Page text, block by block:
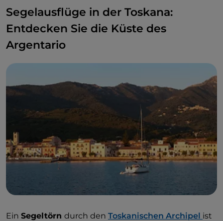
Cinque Terre
Segelausflüge in der Toskana:
Entdecken Sie die Küste des
Argentario
Ein Segeltörn durch den Toskanischen Archipel ist